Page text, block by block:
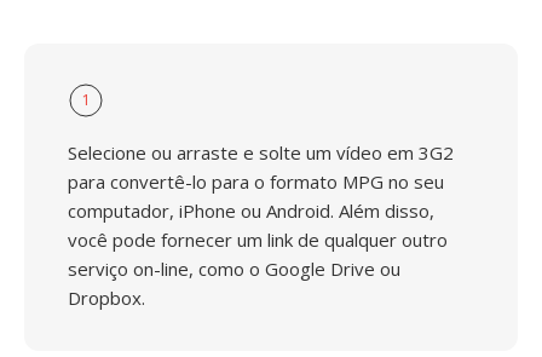
1
Selecione ou arraste e solte um vídeo em 3G2
para convertê-lo para o formato MPG no seu
computador, iPhone ou Android. Além disso,
você pode fornecer um link de qualquer outro
serviço on-line, como o Google Drive ou
Dropbox.